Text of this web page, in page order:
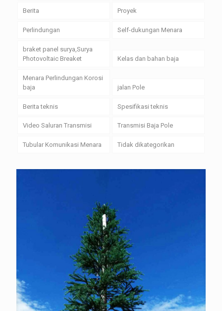
Berita Proyek
Perlindungan Self-dukungan Menara
braket panel surya,Surya
Photovoltaic Breaket
Kelas dan bahan baja
Menara Perlindungan Korosi
baja
jalan Pole
Berita teknis Spesifikasi teknis
Video Saluran Transmisi Transmisi Baja Pole
Tubular Komunikasi Menara Tidak dikategorikan